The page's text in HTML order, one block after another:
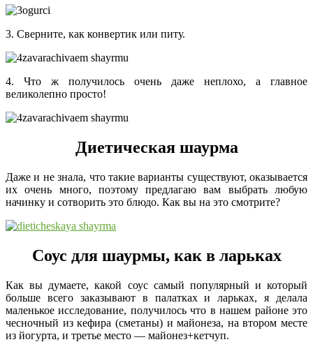
3. Сверните, как конвертик или питу.
4. Что ж получилось очень даже неплохо, а главное
великолепно просто!
Диетическая шаурма
Даже и не знала, что такие варианты существуют, оказывается
их очень много, поэтому предлагаю вам выбрать любую
начинку и сотворить это блюдо. Как вы на это смотрите?
Соус для шаурмы, как в ларьках
Как вы думаете, какой соус самый популярный и который
больше всего заказывают в палатках и ларьках, я делала
маленькое исследование, получилось что в нашем районе это
чесночный из кефира (сметаны) и майонеза, на втором месте
из йогурта, и третье место — майонез+кетчуп.